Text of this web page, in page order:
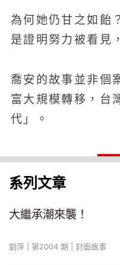
為何她仍甘之如飴
是證明努力被看見
喬安的故事並非個
富大規模轉移，台
代」。
系列文章
大繼承潮來襲！
劉萍 | 第2004 期 | 封面故事